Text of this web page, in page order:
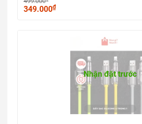
349.000₫
Nhận đặt trước